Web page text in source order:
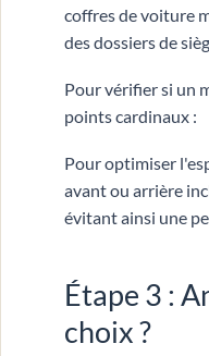
coffres de voiture
des dossiers de
Pour vérifier si un
points cardinaux :
Pour optimiser
avant ou arrière
évitant ainsi une
Étape 3 :
choix ?